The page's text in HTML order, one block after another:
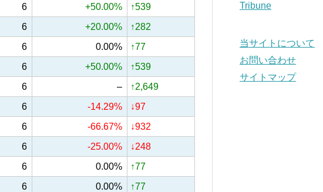
6 +50.00%
↑539
6 +20.00%
↑282
6 0.00%
↑77
6 +50.00%
↑539
6 –
↑2,649
6 -14.29%
↓97
6 -66.67%
↓932
6 -25.00%
↓248
6 0.00%
↑77
6 0.00%
↑77
Tribune
当サイトについて
お問い合わせ
サイトマップ